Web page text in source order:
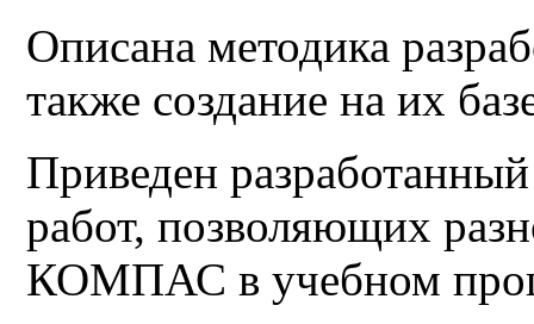
Описана методика
также соз­дание на их
Приведен
работ, позволяю­щих
КОМПАС в учебном